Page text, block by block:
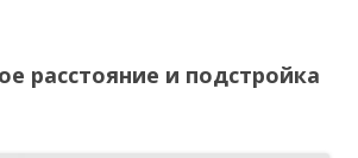
расстояние и подстройка